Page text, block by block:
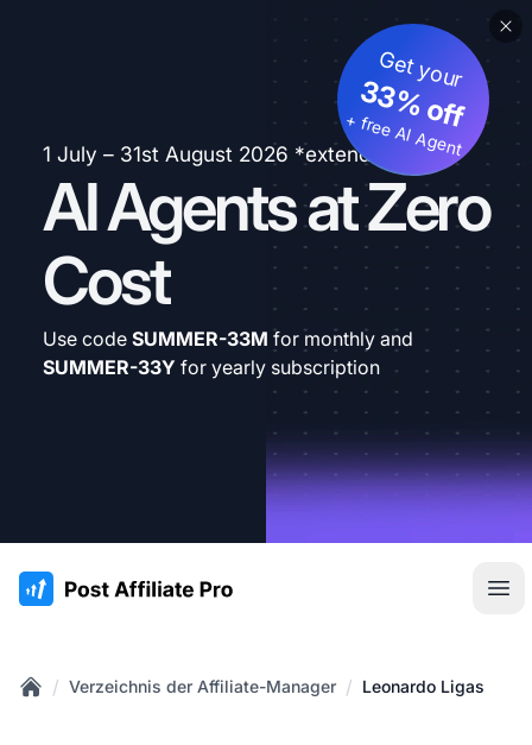
1 July – 31st August 2026 *extended
AI Agents at Zero
Cost
Get your
33% off
+ free AI Agent
Use code SUMMER-33M for monthly and
SUMMER-33Y for yearly subscription
:site.title
/ Verzeichnis der Affiliate-Manager / Leonardo Ligas